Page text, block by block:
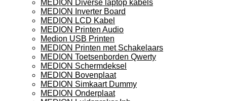
MEDION Diverse laptop kabels
MEDION Inverter Board
MEDION LCD Kabel
MEDION Printen Audio
Medion USB Printen
MEDION Printen met Schakelaars
MEDION Toetsenborden Qwerty
MEDION Schermdeksel
MEDION Bovenplaat
MEDION Simkaart Dummy
MEDION Onderplaat